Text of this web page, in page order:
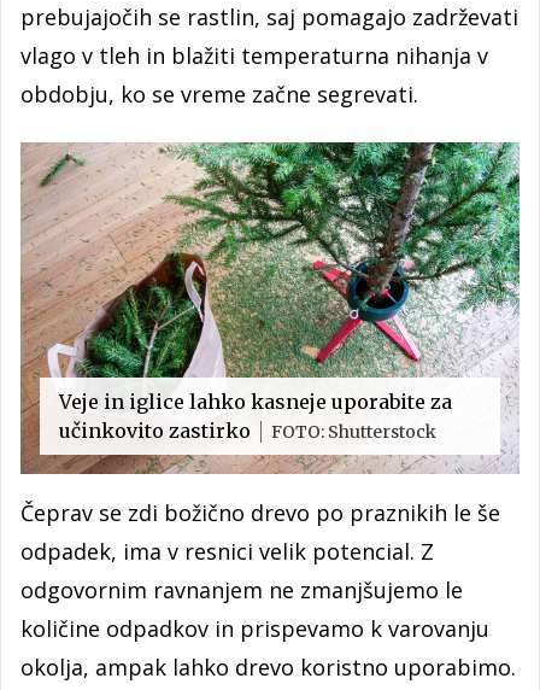
prebujajočih se rastlin, saj pomagajo zadrževati
vlago v tleh in blažiti temperaturna nihanja v
obdobju, ko se vreme začne segrevati.
Veje in iglice lahko kasneje uporabite za
učinkovito zastirko
FOTO: Shutterstock
Čeprav se zdi božično drevo po praznikih le še
odpadek, ima v resnici velik potencial. Z
odgovornim ravnanjem ne zmanjšujemo le
količine odpadkov in prispevamo k varovanju
okolja, ampak lahko drevo koristno uporabimo.